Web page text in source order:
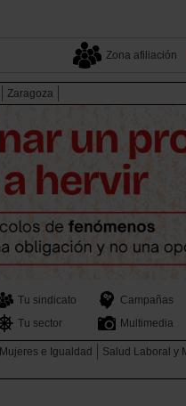
Zona afiliación
Zaragoza
Tu sindicato Campañas
Tu sector
Multimedia
Mujeres e Igualdad
Salud Laboral y